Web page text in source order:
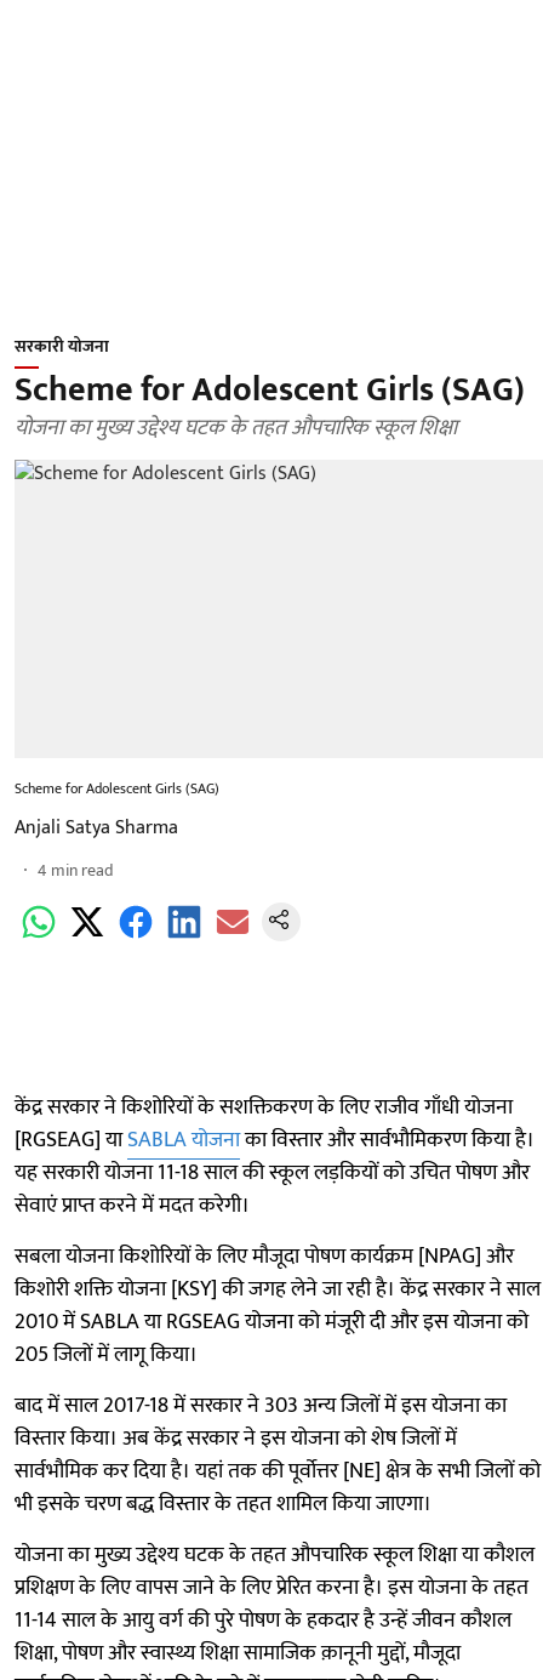
सरकारी योजना
Scheme for Adolescent Girls (SAG)
योजना का मुख्य उद्देश्य घटक के तहत औपचारिक स्कूल शिक्षा
Scheme for Adolescent Girls (SAG)
Anjali Satya Sharma
4 min read
केंद्र सरकार ने किशोरियों के सशक्तिकरण के लिए राजीव गाँधी योजना
[RGSEAG] याSABLA योजनाका विस्तार और सार्वभौमिकरण किया है।
यह सरकारी योजना 11-18 साल की स्कूल लड़कियों को उचित पोषण और
सेवाएं प्राप्त करने में मदत करेगी।
सबला योजना किशोरियों के लिए मौजूदा पोषण कार्यक्रम [NPAG] और
किशोरी शक्ति योजना [KSY] की जगह लेने जा रही है। केंद्र सरकार ने साल
2010 में SABLA या RGSEAG योजना को मंजूरी दी और इस योजना को
205 जिलों में लागू किया।
बाद में साल 2017-18 में सरकार ने 303 अन्य जिलों में इस योजना का
विस्तार किया। अब केंद्र सरकार ने इस योजना को शेष जिलों में
सार्वभौमिक कर दिया है। यहां तक की पूर्वोत्तर [NE] क्षेत्र के सभी जिलों को
भी इसके चरण बद्ध विस्तार के तहत शामिल किया जाएगा।
योजना का मुख्य उद्देश्य घटक के तहत औपचारिक स्कूल शिक्षा या कौशल
प्रशिक्षण के लिए वापस जाने के लिए प्रेरित करना है। इस योजना के तहत
11-14 साल के आयु वर्ग की पुरे पोषण के हकदार है उन्हें जीवन कौशल
शिक्षा, पोषण और स्वास्थ्य शिक्षा सामाजिक क़ानूनी मुद्दों, मौजूदा